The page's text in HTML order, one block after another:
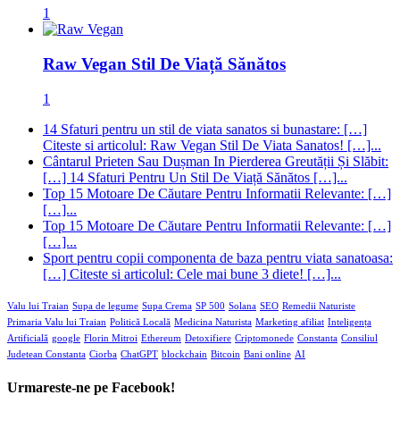
1
Raw Vegan Stil De Viață Sănătos
1
14 Sfaturi pentru un stil de viata sanatos si bunastare: […]
Citeste si articolul: Raw Vegan Stil De Viata Sanatos! […]...
Cântarul Prieten Sau Dușman In Pierderea Greutății Și Slăbit:
[…] 14 Sfaturi Pentru Un Stil De Viață Sănătos […]...
Top 15 Motoare De Căutare Pentru Informatii Relevante: […]
[…]...
Top 15 Motoare De Căutare Pentru Informatii Relevante: […]
[…]...
Sport pentru copii componenta de baza pentru viata sanatoasa:
[…] Citeste si articolul: Cele mai bune 3 diete! […]...
Valu lui Traian Supa de legume Supa Crema SP 500 Solana SEO Remedii Naturiste
Primaria Valu lui Traian Politică Locală Medicina Naturista Marketing afiliat Inteligența
Artificială google Florin Mitroi Ethereum Detoxifiere Criptomonede Constanta Consiliul
Judetean Constanta Ciorba ChatGPT blockchain Bitcoin Bani online AI
Urmareste-ne pe Facebook!